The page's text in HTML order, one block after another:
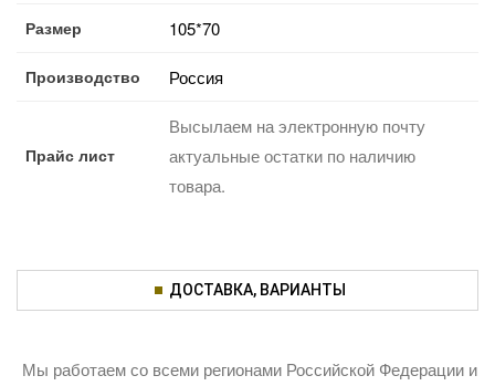
Размер 105*70
Производство Россия
Прайс лист
Высылаем на электронную почту
актуальные остатки по наличию
товара.
ДОСТАВКА, ВАРИАНТЫ
Мы работаем со всеми регионами Российской Федерации и